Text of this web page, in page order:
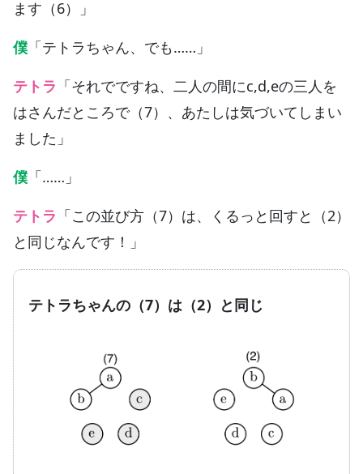
ます（6）」
僕 「テトラちゃん、でも……」
テトラ 「それでですね、二人の間にc,d,eの三人を
はさんだところで（7）、あたしは気づいてしまい
ました」
僕 「……」
テトラ 「この並び方（7）は、くるっと回すと（2）
と同じなんです！」
テトラちゃんの（7）は（2）と同じ